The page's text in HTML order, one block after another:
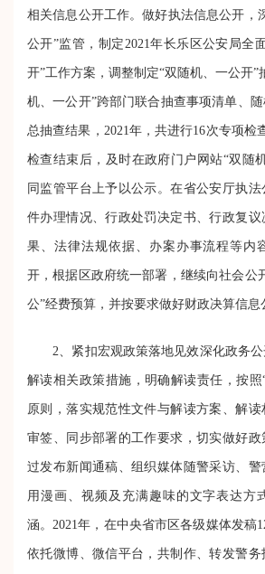
相关信息公开工作。做好执法信息公开 ，
公开”监管，制定2021年长乐区公安局全
开”工作方案，调整制定“双随机、一公开”
机、一公开”跨部门联合抽查事项清单、
总抽查结果，2021年，共进行16次专项检
检查结束后，及时在政府门户网站“双随
同监管平台上予以公示。在省公安厅执
件办理情况、行政处罚决定书、行政复
果、法律法规依据、办案办事流程等内
开 ，根据区政府统一部署，继续向社会公
公”经费预算，并按要求做好财政决算信息
2 、紧扣宏观政策落地见效深化政务公
解读相关政策措施，明确解读责任，按照
原则，落实规范性文件与解读方案、解
审签、同步部署的工作要求，切实做好政
过发布新闻通稿、组织媒体随警采访、
用漫画、视频及充满趣味的文字表达方
涵。2021年，在中央省市区各级媒体发稿
依托微博、微信平台，共制作、转发警